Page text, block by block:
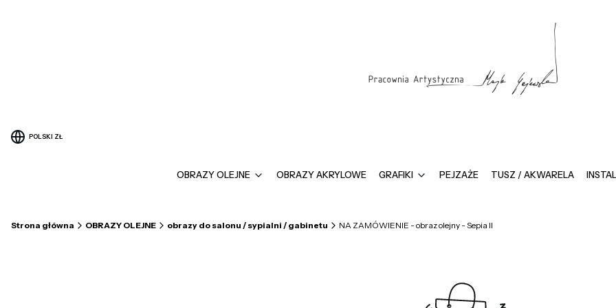
POLSKI ZŁ
OBRAZY OLEJNE OBRAZY AKRYLOWE GRAFIKI PEJZAŻE TUSZ / AKWARELA
Strona główna OBRAZY OLEJNE obrazy do salonu / sypialni / gabinetu NA ZAMÓWIENIE - obraz olejny - Sepia II